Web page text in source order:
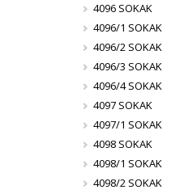
4096 SOKAK
4096/1 SOKAK
4096/2 SOKAK
4096/3 SOKAK
4096/4 SOKAK
4097 SOKAK
4097/1 SOKAK
4098 SOKAK
4098/1 SOKAK
4098/2 SOKAK